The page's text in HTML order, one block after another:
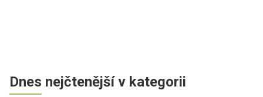
Dnes nejčtenější v kategorii